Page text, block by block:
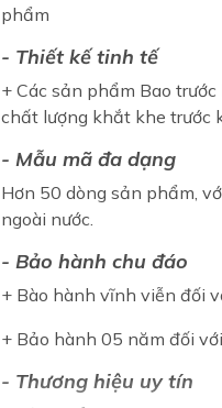
phẩm
- Thiết kế tinh tế
+ Các sản phẩm Bao
chất lượng khắt khe trước
- Mẫu mã đa dạng
Hơn 50 dòng sản phẩm,
ngoài nước.
- Bảo hành chu đáo
+ Bào hành vĩnh viễn đối
+ Bảo hành 05 năm đối
- Thương hiệu uy tín